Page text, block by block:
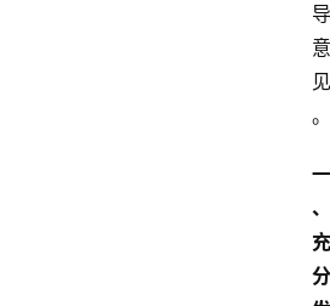
导
意
见
。
一
、
充
分